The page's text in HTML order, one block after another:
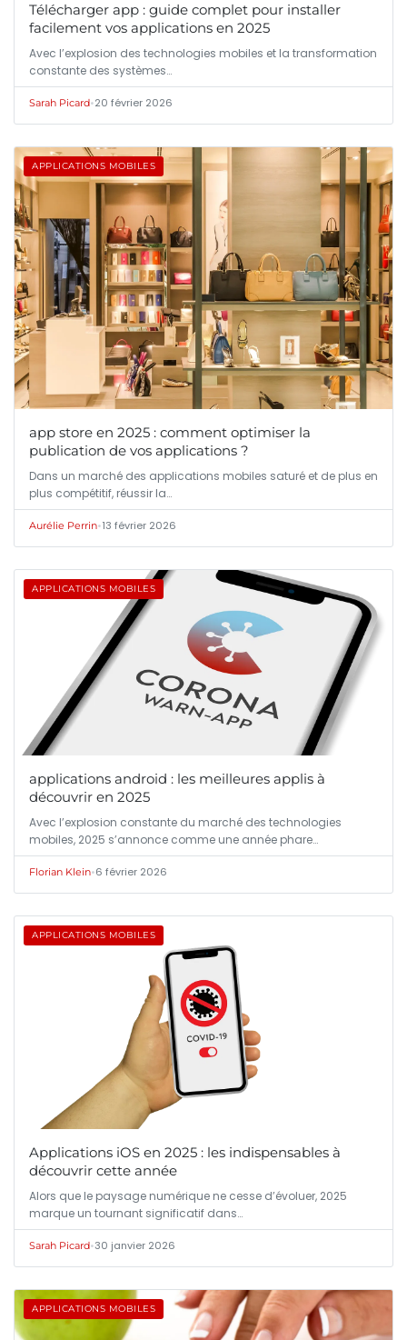
Télécharger app : guide complet pour installer
facilement vos applications en 2025
Avec l’explosion des technologies mobiles et la transformation
constante des systèmes…
Sarah Picard•20 février 2026
APPLICATIONS MOBILES
app store en 2025 : comment optimiser la
publication de vos applications ?
Dans un marché des applications mobiles saturé et de plus en
plus compétitif, réussir la…
Aurélie Perrin•13 février 2026
APPLICATIONS MOBILES
applications android : les meilleures applis à
découvrir en 2025
Avec l’explosion constante du marché des technologies
mobiles, 2025 s’annonce comme une année phare…
Florian Klein•6 février 2026
APPLICATIONS MOBILES
Applications iOS en 2025 : les indispensables à
découvrir cette année
Alors que le paysage numérique ne cesse d’évoluer, 2025
marque un tournant significatif dans…
Sarah Picard•30 janvier 2026
APPLICATIONS MOBILES